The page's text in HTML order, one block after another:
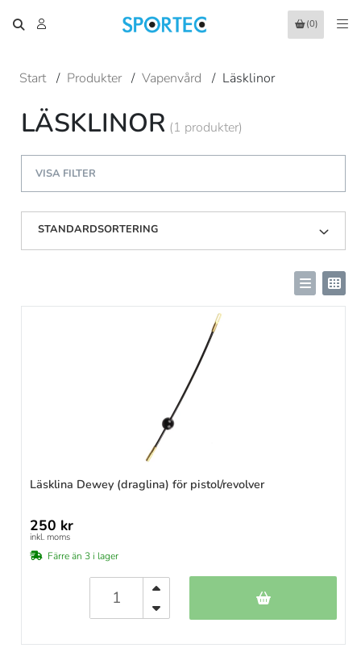
(0)
Start / Produkter / Vapenvård / Läsklinor
LÄSKLINOR (1 produkter)
VISA FILTER
STANDARDSORTERING
Läsklina Dewey (draglina) för pistol/revolver
250 kr
inkl. moms
Färre än 3 i lager